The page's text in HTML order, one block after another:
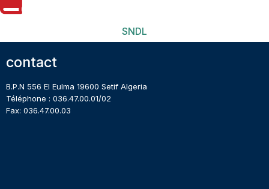
SNDL
contact
Téléphone : 036.47.00.01/02
Fax: 036.47.00.03